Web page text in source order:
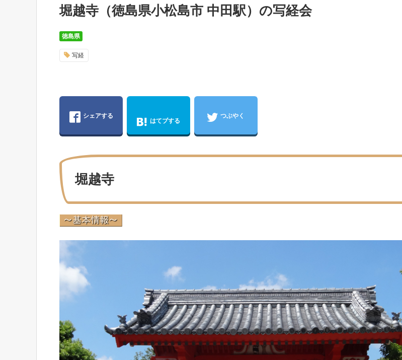
堀越寺（徳島県小松島市 中田駅）の写経会
徳島県
写経
シェアする
はてブする
つぶやく
堀越寺